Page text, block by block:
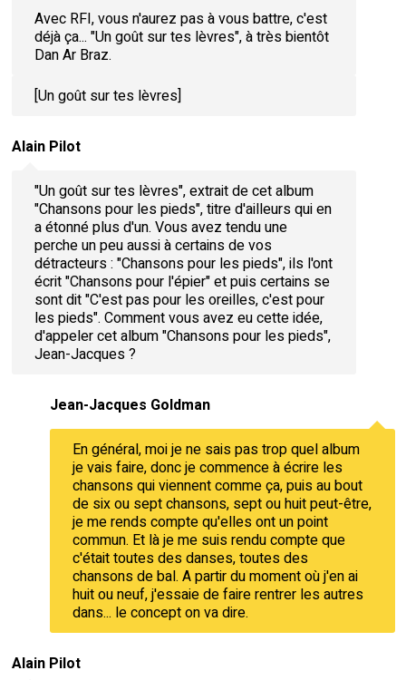
Avec RFI, vous n'aurez pas à vous battre, c'est
déjà ça... "Un goût sur tes lèvres", à très bientôt
Dan Ar Braz.
[Un goût sur tes lèvres]
Alain Pilot
"Un goût sur tes lèvres", extrait de cet album
"Chansons pour les pieds", titre d'ailleurs qui en
a étonné plus d'un. Vous avez tendu une
perche un peu aussi à certains de vos
détracteurs : "Chansons pour les pieds", ils l'ont
écrit "Chansons pour l'épier" et puis certains se
sont dit "C'est pas pour les oreilles, c'est pour
les pieds". Comment vous avez eu cette idée,
d'appeler cet album "Chansons pour les pieds",
Jean-Jacques ?
Jean-Jacques Goldman
En général, moi je ne sais pas trop quel album
je vais faire, donc je commence à écrire les
chansons qui viennent comme ça, puis au bout
de six ou sept chansons, sept ou huit peut-être,
je me rends compte qu'elles ont un point
commun. Et là je me suis rendu compte que
c'était toutes des danses, toutes des
chansons de bal. A partir du moment où j'en ai
huit ou neuf, j'essaie de faire rentrer les autres
dans... le concept on va dire.
Alain Pilot